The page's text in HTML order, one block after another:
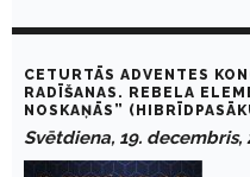
CETURTĀS ADVENTES
RADĪŠANAS. REBELA
NOSKAŅĀS”
Svētdiena, 19. decembris,